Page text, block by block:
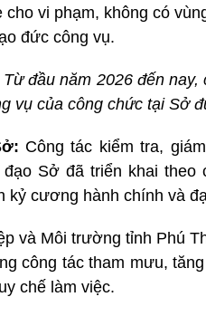
cho vi phạm, không có
đức công vụ.
Từ đầu năm 2026 đến
vụ của công chức tại Sở
Công tác kiểm tra,
Sở đã triển khai
kỷ cương hành chính và
và Môi trường tỉnh Phú
công tác tham mưu,
chế làm việc.